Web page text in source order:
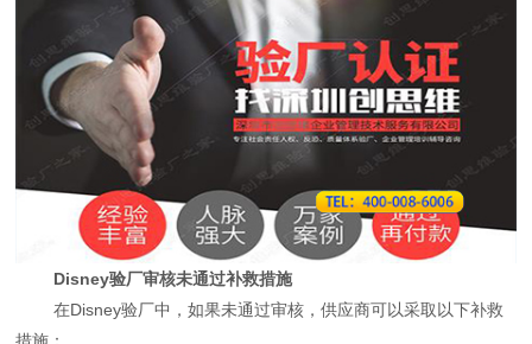
Disney验厂审核未通过补救措施
在Disney验厂中，如果未通过审核，供应商可以采取以下补救
措施：